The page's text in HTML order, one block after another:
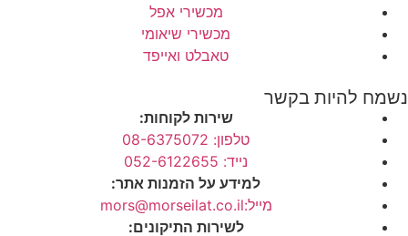
מכשירי אפל
מכשירי שיאומי
טאבלט ואייפד
נשמח להיות בקשר
שירות לקוחות:
טלפון: 08-6375072
נייד: 052-6122655
למידע על הזמנות אתר:
מייל:mors@morseilat.co.il
לשירות התיקונים: